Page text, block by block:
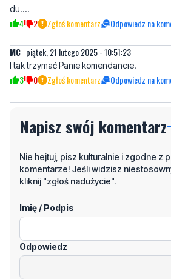
MC
I tak trzymać Panie komendancie.
Napisz swój komentarz
komentarze! Jeśli widzisz
kliknij "zgłoś nadużycie".
Imię / Podpis
Odpowiedz
Wiadomość